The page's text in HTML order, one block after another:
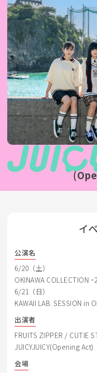
イ
公演名
6/20（土）
OKINAWA COLLECTION ｰ
6/21（日）
KAWAII LAB. SESSION in
出演者
FRUITS ZIPPER / CUTIE
JUICYJUICY(Opening Act)
会場